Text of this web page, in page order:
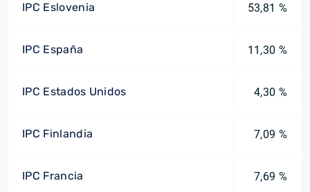
IPC Eslovenia 53,81 %
IPC España 11,30 %
IPC Estados Unidos 4,30 %
IPC Finlandia 7,09 %
IPC Francia 7,69 %